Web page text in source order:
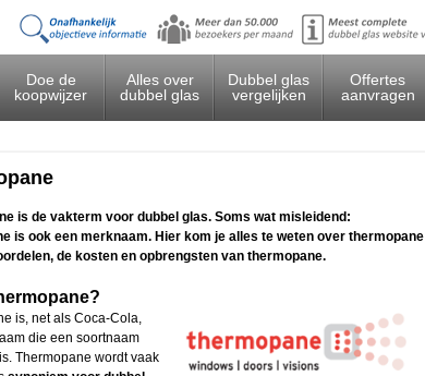
Doe de
koopwijzer
Alles over
dubbel glas
Dubbel glas
vergelijken
Offertes
aanvragen
is de vakterm voor dubbel glas. Soms wat misleidend:
is ook een merknaam. Hier kom je alles te weten over thermopane
de kosten en opbrengsten van thermopane.
is, net als Coca-Cola,
die een soortnaam
Thermopane wordt vaak